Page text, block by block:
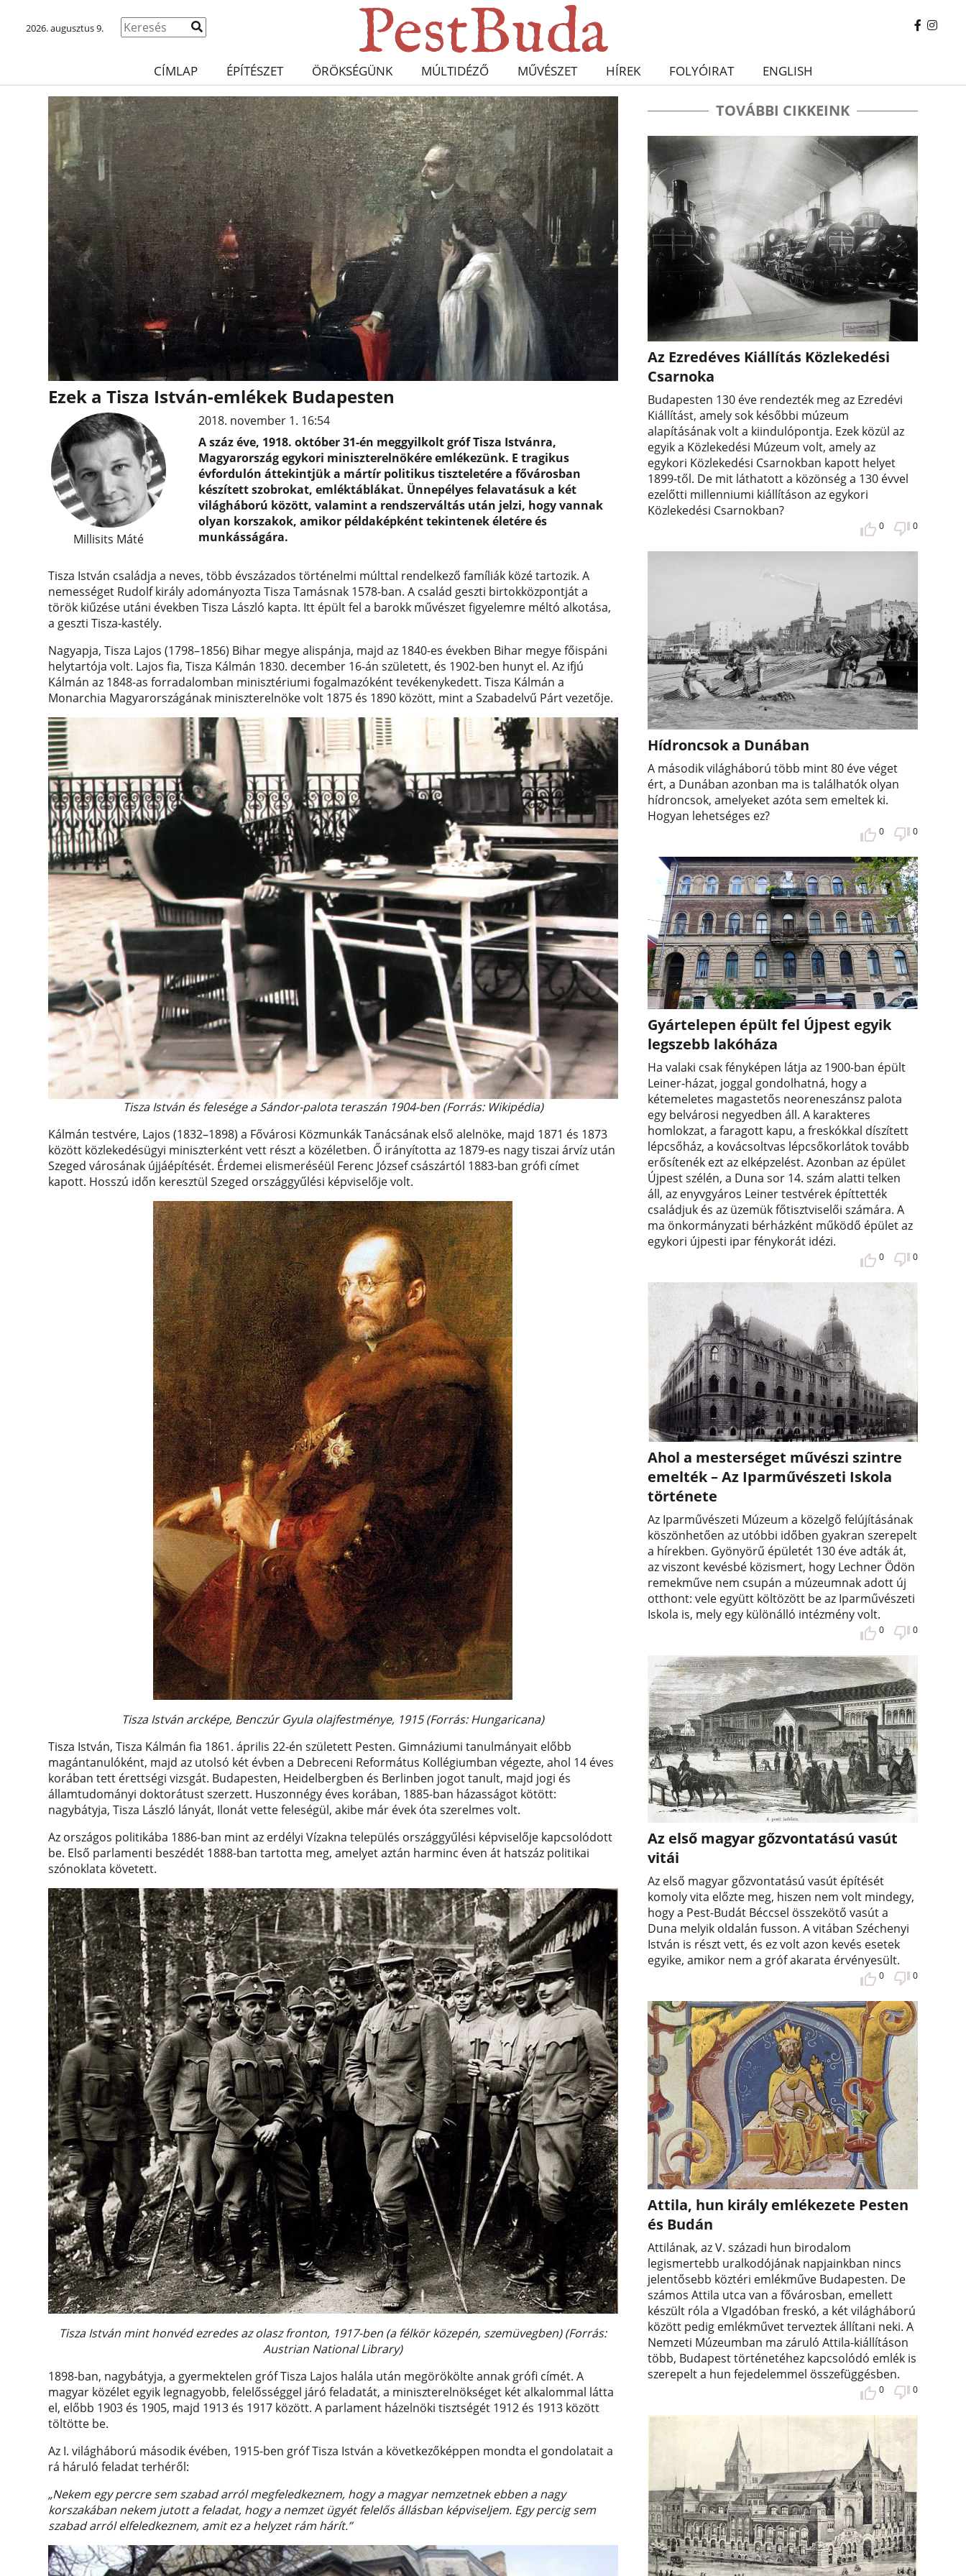
2026. augusztus 9.
CÍMLAP ÉPÍTÉSZET ÖRÖKSÉGÜNK MÚLTIDÉZŐ MŰVÉSZET HÍREK FOLYÓIRAT ENGLISH
Ezek a Tisza István-emlékek Budapesten
Millisits Máté
2018. november 1. 16:54
A száz éve, 1918. október 31-én meggyilkolt gróf Tisza Istvánra,
Magyarország egykori miniszterelnökére emlékezünk. E tragikus
évfordulón áttekintjük a mártír politikus tiszteletére a fővárosban
készített szobrokat, emléktáblákat. Ünnepélyes felavatásuk a két
világháború között, valamint a rendszerváltás után jelzi, hogy vannak
olyan korszakok, amikor példaképként tekintenek életére és
munkásságára.
Tisza István családja a neves, több évszázados történelmi múlttal rendelkező famíliák közé tartozik. A
nemességet Rudolf király adományozta Tisza Tamásnak 1578-ban. A család geszti birtokközpontját a
török kiűzése utáni években Tisza László kapta. Itt épült fel a barokk művészet figyelemre méltó alkotása,
a geszti Tisza-kastély.
Nagyapja, Tisza Lajos (1798–1856) Bihar megye alispánja, majd az 1840-es években Bihar megye főispáni
helytartója volt. Lajos fia, Tisza Kálmán 1830. december 16-án született, és 1902-ben hunyt el. Az ifjú
Kálmán az 1848-as forradalomban minisztériumi fogalmazóként tevékenykedett. Tisza Kálmán a
Monarchia Magyarországának miniszterelnöke volt 1875 és 1890 között, mint a Szabadelvű Párt vezetője.
Tisza István és felesége a Sándor-palota teraszán 1904-ben (Forrás: Wikipédia)
Kálmán testvére, Lajos (1832–1898) a Fővárosi Közmunkák Tanácsának első alelnöke, majd 1871 és 1873
között közlekedésügyi miniszterként vett részt a közéletben. Ő irányította az 1879-es nagy tiszai árvíz után
Szeged városának újjáépítését. Érdemei elismeréséül Ferenc József császártól 1883-ban grófi címet
kapott. Hosszú időn keresztül Szeged országgyűlési képviselője volt.
Tisza István arcképe, Benczúr Gyula olajfestménye, 1915 (Forrás: Hungaricana)
Tisza István, Tisza Kálmán fia 1861. április 22-én született Pesten. Gimnáziumi tanulmányait előbb
magántanulóként, majd az utolsó két évben a Debreceni Református Kollégiumban végezte, ahol 14 éves
korában tett érettségi vizsgát. Budapesten, Heidelbergben és Berlinben jogot tanult, majd jogi és
államtudományi doktorátust szerzett. Huszonnégy éves korában, 1885-ban házasságot kötött:
nagybátyja, Tisza László lányát, Ilonát vette feleségül, akibe már évek óta szerelmes volt.
Az országos politikába 1886-ban mint az erdélyi Vízakna település országgyűlési képviselője kapcsolódott
be. Első parlamenti beszédét 1888-ban tartotta meg, amelyet aztán harminc éven át hatszáz politikai
szónoklata követett.
Tisza István mint honvéd ezredes az olasz fronton, 1917-ben (a félkör közepén, szemüvegben) (Forrás:
Austrian National Library)
1898-ban, nagybátyja, a gyermektelen gróf Tisza Lajos halála után megörökölte annak grófi címét. A
magyar közélet egyik legnagyobb, felelősséggel járó feladatát, a miniszterelnökséget két alkalommal látta
el, előbb 1903 és 1905, majd 1913 és 1917 között. A parlament házelnöki tisztségét 1912 és 1913 között
töltötte be.
Az I. világháború második évében, 1915-ben gróf Tisza István a következőképpen mondta el gondolatait a
rá háruló feladat terhéről:
„Nekem egy percre sem szabad arról megfeledkeznem, hogy a magyar nemzetnek ebben a nagy
korszakában nekem jutott a feladat, hogy a nemzet ügyét felelős állásban képviseljem. Egy percig sem
szabad arról elfeledkeznem, amit ez a helyzet rám hárít.”
TOVÁBBI CIKKEINK
Az Ezredéves Kiállítás Közlekedési
Csarnoka
Budapesten 130 éve rendezték meg az Ezredévi
Kiállítást, amely sok későbbi múzeum
alapításának volt a kiindulópontja. Ezek közül az
egyik a Közlekedési Múzeum volt, amely az
egykori Közlekedési Csarnokban kapott helyet
1899-től. De mit láthatott a közönség a 130 évvel
ezelőtti millenniumi kiállításon az egykori
Közlekedési Csarnokban?
0 0
Hídroncsok a Dunában
A második világháború több mint 80 éve véget
ért, a Dunában azonban ma is találhatók olyan
hídroncsok, amelyeket azóta sem emeltek ki.
Hogyan lehetséges ez?
0 0
Gyártelepen épült fel Újpest egyik
legszebb lakóháza
Ha valaki csak fényképen látja az 1900-ban épült
Leiner-házat, joggal gondolhatná, hogy a
kétemeletes magastetős neoreneszánsz palota
egy belvárosi negyedben áll. A karakteres
homlokzat, a faragott kapu, a freskókkal díszített
lépcsőház, a kovácsoltvas lépcsőkorlátok tovább
erősítenék ezt az elképzelést. Azonban az épület
Újpest szélén, a Duna sor 14. szám alatti telken
áll, az enyvgyáros Leiner testvérek építtették
családjuk és az üzemük főtisztviselői számára. A
ma önkormányzati bérházként működő épület az
egykori újpesti ipar fénykorát idézi.
0 0
Ahol a mesterséget művészi szintre
emelték – Az Iparművészeti Iskola
története
Az Iparművészeti Múzeum a közelgő felújításának
köszönhetően az utóbbi időben gyakran szerepelt
a hírekben. Gyönyörű épületét 130 éve adták át,
az viszont kevésbé közismert, hogy Lechner Ödön
remekműve nem csupán a múzeumnak adott új
otthont: vele együtt költözött be az Iparművészeti
Iskola is, mely egy különálló intézmény volt.
0 0
Az első magyar gőzvontatású vasút
vitái
Az első magyar gőzvontatású vasút építését
komoly vita előzte meg, hiszen nem volt mindegy,
hogy a Pest-Budát Béccsel összekötő vasút a
Duna melyik oldalán fusson. A vitában Széchenyi
István is részt vett, és ez volt azon kevés esetek
egyike, amikor nem a gróf akarata érvényesült.
0 0
Attila, hun király emlékezete Pesten
és Budán
Attilának, az V. századi hun birodalom
legismertebb uralkodójának napjainkban nincs
jelentősebb köztéri emlékműve Budapesten. De
számos Attila utca van a fővárosban, emellett
készült róla a VIgadóban freskó, a két világháború
között pedig emlékművet terveztek állítani neki. A
Nemzeti Múzeumban ma záruló Attila-kiállításon
több, Budapest történetéhez kapcsolódó emlék is
szerepelt a hun fejedelemmel összefüggésben.
0 0